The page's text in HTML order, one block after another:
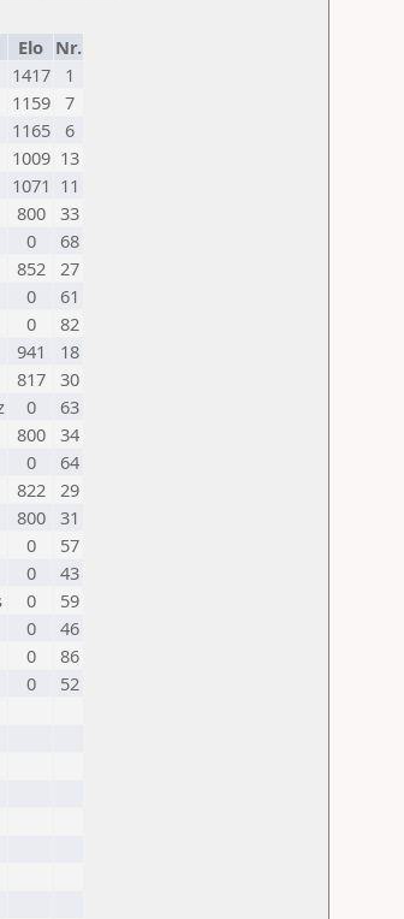
Elo Nr.
1417
1
1159 7
1165
6
1009 13
1071 11
800 33
0
68
852 27
0
61
0
82
941
18
817 30
0
63
800 34
0
64
822 29
800 31
0
57
0
43
0
59
0
46
0
86
0
52